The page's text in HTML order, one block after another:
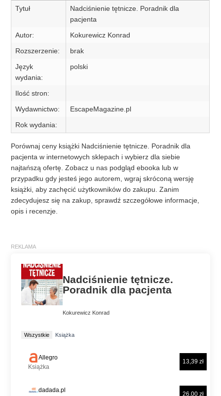
Tytuł
Nadciśnienie tętnicze. Poradnik dla
pacjenta
Autor:
Kokurewicz Konrad
Rozszerzenie:
brak
Język
wydania:
polski
Ilość stron:
Wydawnictwo:
EscapeMagazine.pl
Rok wydania:
Porównaj ceny książki Nadciśnienie tętnicze. Poradnik dla
pacjenta w internetowych sklepach i wybierz dla siebie
najtańszą ofertę. Zobacz u nas podgląd ebooka lub w
przypadku gdy jesteś jego autorem, wgraj skróconą wersję
książki, aby zachęcić użytkowników do zakupu. Zanim
zdecydujesz się na zakup, sprawdź szczegółowe informacje,
opis i recenzje.